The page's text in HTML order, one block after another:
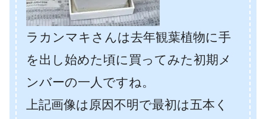
ラカンマキさんは去年観葉植物に手
を出し始めた頃に買ってみた初期メ
ンバーの一人ですね。
上記画像は原因不明で最初は五本く